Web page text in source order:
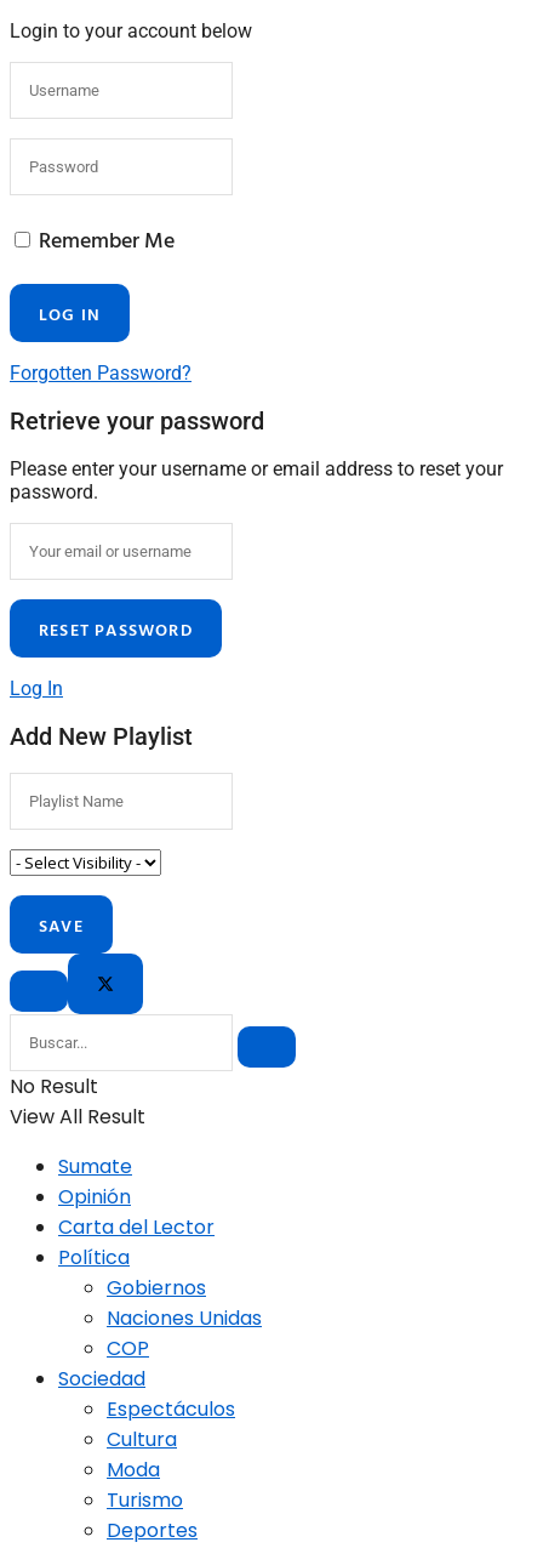
Login to your account below
Remember Me
Forgotten Password?
Retrieve your password
Please enter your username or email address to reset your
password.
Log In
Add New Playlist
No Result
View All Result
Sumate
Opinión
Carta del Lector
Política
Gobiernos
Naciones Unidas
COP
Sociedad
Espectáculos
Cultura
Moda
Turismo
Deportes